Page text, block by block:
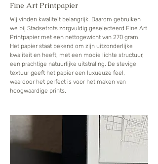
Fine Art Printpapier
Wij vinden kwaliteit belangrijk. Daarom gebruiken
we bij Stadsetrots zorgvuldig geselecteerd Fine Art
Printpapier met een nettogewicht van 270 gram.
Het papier staat bekend om zijn uitzonderlijke
kwaliteit en heeft, met een mooie lichte structuur,
een prachtige natuurlijke uitstraling. De stevige
textuur geeft het papier een luxueuze feel,
waardoor het perfect is voor het maken van
hoogwaardige prints.